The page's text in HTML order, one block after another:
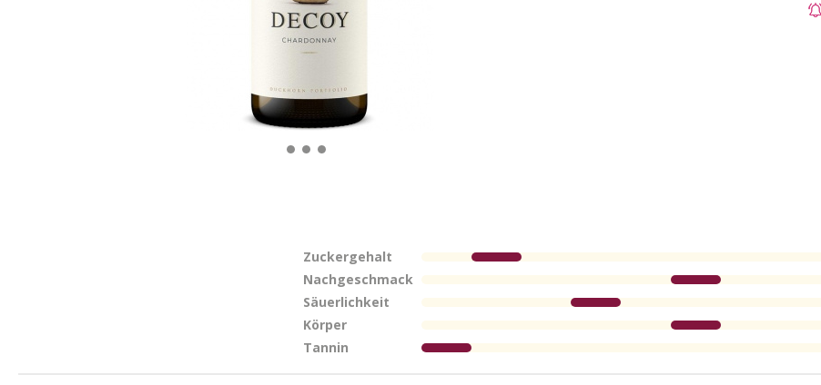
Zuckergehalt
Nachgeschmack
Säuerlichkeit
Körper
Tannin